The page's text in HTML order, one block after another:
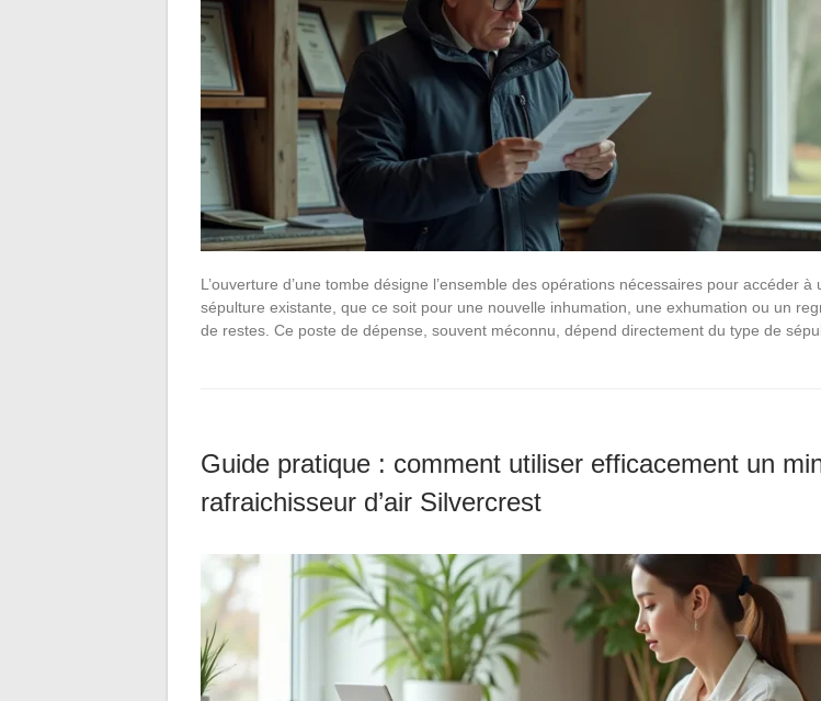
L’ouverture d’une tombe désigne l’ensemble des opérations nécessaires pour accéder à
sépulture existante, que ce soit pour une nouvelle inhumation, une exhumation ou un
de restes. Ce poste de dépense, souvent méconnu, dépend directement du type de
Guide pratique : comment utiliser efficacement un
rafraichisseur d’air Silvercrest